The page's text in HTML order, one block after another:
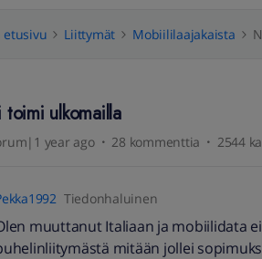
etusivu Liittymät Mobiililaajakaista
ulkomailla
year ago 28 kommenttia 2544
Tiedonhaluinen
muuttanut Italiaan ja mobiilidata
mitään jollei